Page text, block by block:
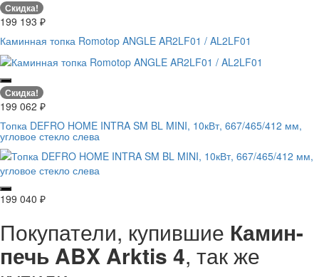
Скидка!
199 193 ₽
Каминная топка Romotop ANGLE AR2LF01 / AL2LF01
Скидка!
199 062 ₽
Топка DEFRO HOME INTRA SM BL MINI, 10кВт, 667/465/412 мм,
угловое стекло слева
199 040 ₽
Покупатели, купившие Камин-
печь ABX Arktis 4, так же